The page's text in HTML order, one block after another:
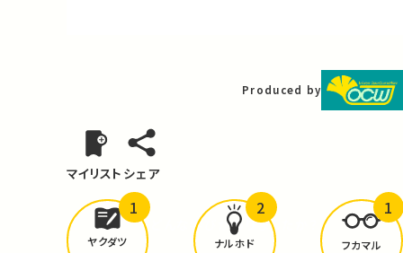
Produced by
マイリスト シェア
どんな学びがありましたか？
ヤクダツ
1
ナルホド
2
フカマル
1